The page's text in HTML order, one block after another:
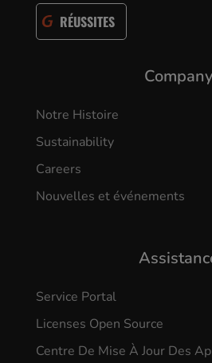
RÉUSSITES
Company
Notre Histoire
Sustainability
Careers
Nouvelles et événements
Service Portal
Licenses Open Source
Centre De Mise À Jour Des